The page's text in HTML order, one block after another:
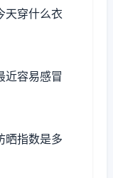
天穿什么衣
近容易感冒
晒指数是多